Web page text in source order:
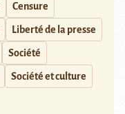
Censure
Liberté de la presse
Société
Société et culture